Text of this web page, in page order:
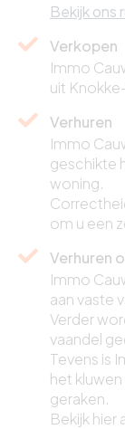
Bekijk ons
Verkopen
Immo
uit
Verhuren
Immo
geschikte
woning.
om u een
Verhuren
Immo
aan vaste
Verder
vaandel
Tevens is
het
geraken.
Bekijk hier